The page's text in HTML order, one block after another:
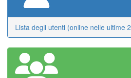
Lista degli utenti (online nelle ultime